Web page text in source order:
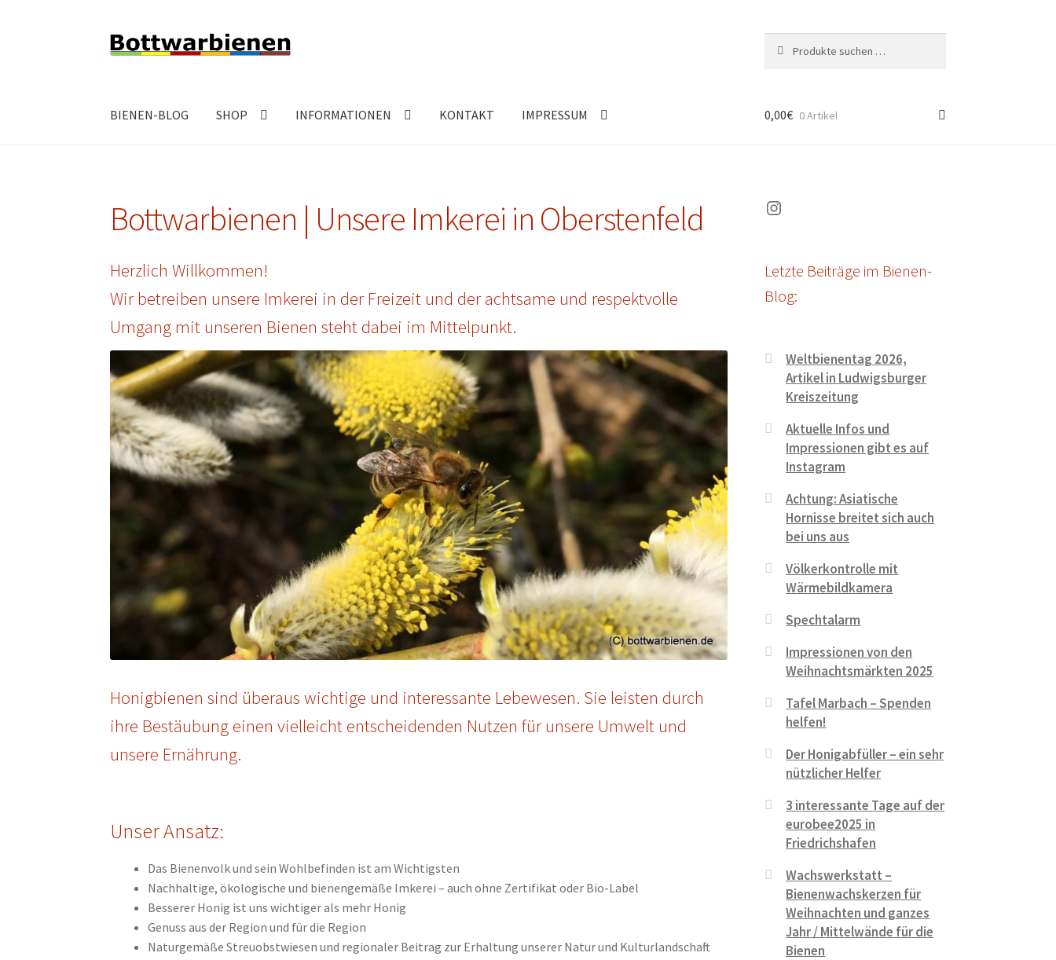
Zur
Navigation
Zum
Inhalt
nach:
BIENEN-BLOG SHOP INFORMATIONEN KONTAKT IMPRESSUM 0,00€ 0 Artikel
Bottwarbienen | Unsere Imkerei in Oberstenfeld
Herzlich Willkommen!
Wir betreiben unsere Imkerei in der Freizeit und der achtsame und respektvolle
Umgang mit unseren Bienen steht dabei im Mittelpunkt.
Honigbienen sind überaus wichtige und interessante Lebewesen. Sie leisten durch
ihre Bestäubung einen vielleicht entscheidenden Nutzen für unsere Umwelt und
unsere Ernährung.
Unser Ansatz:
Das Bienenvolk und sein Wohlbefinden ist am Wichtigsten
Nachhaltige, ökologische und bienengemäße Imkerei – auch ohne Zertifikat oder Bio-Label
Besserer Honig ist uns wichtiger als mehr Honig
Genuss aus der Region und für die Region
Naturgemäße Streuobstwiesen und regionaler Beitrag zur Erhaltung unserer Natur und Kulturlandschaft
Instagram
Letzte Beiträge im Bienen-
Blog:
Weltbienentag 2026,
Artikel in Ludwigsburger
Kreiszeitung
Aktuelle Infos und
Impressionen gibt es auf
Instagram
Achtung: Asiatische
Hornisse breitet sich auch
bei uns aus
Völkerkontrolle mit
Wärmebildkamera
Spechtalarm
Impressionen von den
Weihnachtsmärkten 2025
Tafel Marbach – Spenden
helfen!
Der Honigabfüller – ein sehr
nützlicher Helfer
3 interessante Tage auf der
eurobee2025 in
Friedrichshafen
Wachswerkstatt –
Bienenwachskerzen für
Weihnachten und ganzes
Jahr / Mittelwände für die
Bienen